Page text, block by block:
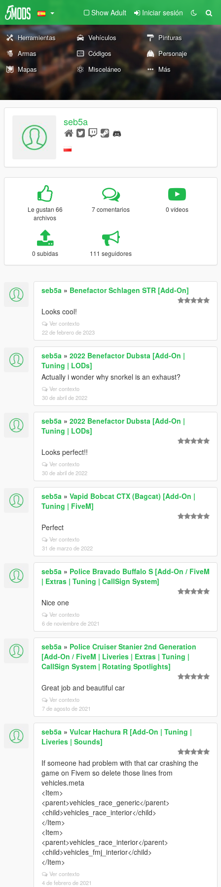
Show Adult Iniciar sesión
Herramientas Vehículos
Pinturas
Armas
Códigos
Personaje
Mapas
Misceláneo Más
seb5a
Le gustan 66
archivos
7 comentarios 0 vídeos
0 subidas 111 seguidores
seb5a » Benefactor Schlagen STR [Add-On]
Looks cool!
Ver contexto
22 de febrero de 2023
seb5a » 2022 Benefactor Dubsta [Add-On |
Tuning | LODs]
Actually i wonder why snorkel is an exhaust?
Ver contexto
30 de abril de 2022
seb5a » 2022 Benefactor Dubsta [Add-On |
Tuning | LODs]
Looks perfect!!
Ver contexto
30 de abril de 2022
seb5a » Vapid Bobcat CTX (Bagcat) [Add-On |
Tuning | FiveM]
Perfect
Ver contexto
31 de marzo de 2022
seb5a » Police Bravado Buffalo S [Add-On / FiveM
| Extras | Tuning | CallSign System]
Nice one
Ver contexto
6 de noviembre de 2021
seb5a » Police Cruiser Stanier 2nd Generation
[Add-On / FiveM | Liveries | Extras | Tuning |
CallSign System | Rotating Spotlights]
Great job and beautiful car
Ver contexto
7 de agosto de 2021
seb5a » Vulcar Hachura R [Add-On | Tuning |
Liveries | Sounds]
If someone had problem with that car crashing the
game on Fivem so delete those lines from
vehicles.meta
<Item>
<parent>vehicles_race_generic</parent>
<child>vehicles_race_interior</child>
</Item>
<Item>
<parent>vehicles_race_interior</parent>
<child>vehicles_fmj_interior</child>
</Item>
Ver contexto
4 de febrero de 2021